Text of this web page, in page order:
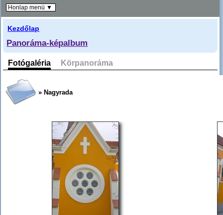
Kezdőlap
Panoráma-képalbum
Fotógaléria Körpanoráma
» Nagyrada
Honlap menü ▼